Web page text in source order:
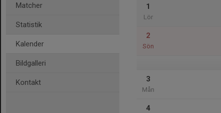
Matcher
Statistik
Kalender
Bildgalleri
Kontakt
1
Lör
2
Sön
3
Mån
4